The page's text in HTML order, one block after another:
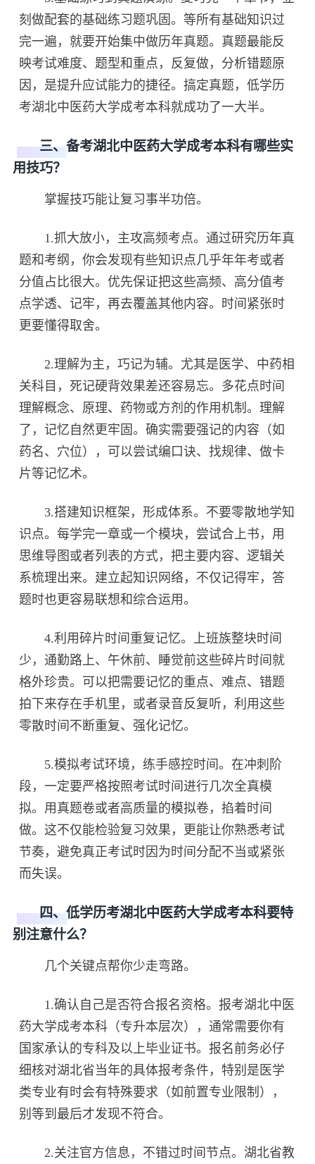
刻做配套的基础练习题巩固。等所有基础知识过
完一遍，就要开始集中做历年真题。真题最能反
映考试难度、题型和重点，反复做，分析错题原
因，是提升应试能力的捷径。搞定真题，低学历
考湖北中医药大学成考本科就成功了一大半。
三、备考湖北中医药大学成考本科有哪些实
用技巧？
掌握技巧能让复习事半功倍。
1.抓大放小，主攻高频考点。通过研究历年真
题和考纲，你会发现有些知识点几乎年年考或者
分值占比很大。优先保证把这些高频、高分值考
点学透、记牢，再去覆盖其他内容。时间紧张时
更要懂得取舍。
2.理解为主，巧记为辅。尤其是医学、中药相
关科目，死记硬背效果差还容易忘。多花点时间
理解概念、原理、药物或方剂的作用机制。理解
了，记忆自然更牢固。确实需要强记的内容（如
药名、穴位），可以尝试编口诀、找规律、做卡
片等记忆术。
3.搭建知识框架，形成体系。不要零散地学知
识点。每学完一章或一个模块，尝试合上书，用
思维导图或者列表的方式，把主要内容、逻辑关
系梳理出来。建立起知识网络，不仅记得牢，答
题时也更容易联想和综合运用。
4.利用碎片时间重复记忆。上班族整块时间
少，通勤路上、午休前、睡觉前这些碎片时间就
格外珍贵。可以把需要记忆的重点、难点、错题
拍下来存在手机里，或者录音反复听，利用这些
零散时间不断重复、强化记忆。
5.模拟考试环境，练手感控时间。在冲刺阶
段，一定要严格按照考试时间进行几次全真模
拟。用真题卷或者高质量的模拟卷，掐着时间
做。这不仅能检验复习效果，更能让你熟悉考试
节奏，避免真正考试时因为时间分配不当或紧张
而失误。
四、低学历考湖北中医药大学成考本科要特
别注意什么？
几个关键点帮你少走弯路。
1.确认自己是否符合报名资格。报考湖北中医
药大学成考本科（专升本层次），通常需要你有
国家承认的专科及以上毕业证书。报名前务必仔
细核对湖北省当年的具体报考条件，特别是医学
类专业有时会有特殊要求（如前置专业限制），
别等到最后才发现不符合。
2.关注官方信息，不错过时间节点。湖北省教